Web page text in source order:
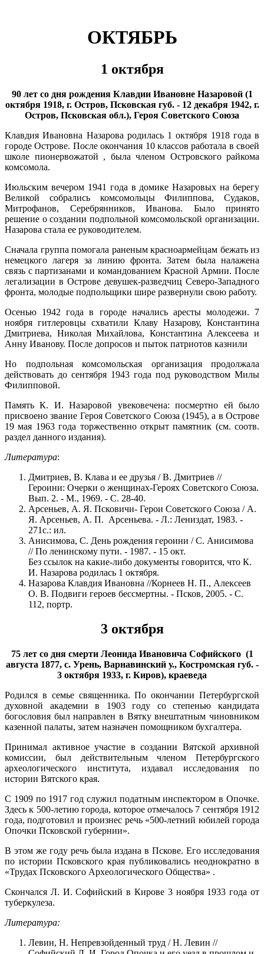
ОКТЯБРЬ
1 октября
90 лет со дня рождения Клавдии Ивановне Назаровой (1
октября 1918, г. Остров, Псковская губ. - 12 декабря 1942, г.
Остров, Псковская обл.), Героя Советского Союза
Клавдия Ивановна Назарова родилась 1 октября 1918 года в
городе Острове. После окончания 10 классов работала в своей
школе пионервожатой , была членом Островского райкома
комсомола.
Июльским вечером 1941 года в домике Назаровых на берегу
Великой собрались комсомольцы Филиппова, Судаков,
Митрофанов, Серебрянников, Иванова. Было принято
решение о создании подпольной комсомольской организации.
Назарова стала ее руководителем.
Сначала группа помогала раненым красноармейцам бежать из
немецкого лагеря за линию фронта. Затем была налажена
связь с партизанами и командованием Красной Армии. После
легализации в Острове девушек-разведчиц Северо-Западного
фронта, молодые подпольщики шире развернули свою работу.
Осенью 1942 года в городе начались аресты молодежи. 7
ноября гитлеровцы схватили Клаву Назарову, Константина
Дмитриева, Николая Михайлова, Константина Алексеева и
Анну Иванову. После допросов и пыток патриотов казнили
Но подпольная комсомольская организация продолжала
действовать до сентября 1943 года под руководством Милы
Филипповой.
Память К. И. Назаровой увековечена: посмертно ей было
присвоено звание Героя Советского Союза (1945), а в Острове
19 мая 1963 года торжественно открыт памятник (см. соотв.
раздел данного издания).
Литература:
Дмитриев, В. Клава и ее друзья / В. Дмитриев //
Героини: Очерки о женщинах-Героях Советского Союза.
Вып. 2. - М., 1969. - С. 28-40.
Арсеньев, А. Я. Псковичи- Герои Советского Союза / А.
Я. Арсеньев, А. П. Арсеньева. - Л.: Лениздат, 1983. -
271с.: ил.
Анисимова, С. День рождения героини / С. Анисимова
// По ленинскому пути. - 1987. - 15 окт.
Без ссылок на какие-либо документы говорится, что К.
И. Назарова родилась 1 октября.
Назарова Клавдия Ивановна //Корнеев Н. П., Алексеев
О. В. Подвиги героев бессмертны. - Псков, 2005. - С.
112, портр.
3 октября
75 лет со дня смерти Леонида Ивановича Софийского (1
августа 1877, с. Урень, Варнавинский у., Костромская губ. -
3 октября 1933, г. Киров), краеведа
Родился в семье священника. По окончании Петер­бургской
духовной академии в 1903 году со степенью кан­дидата
богословия был направлен в Вятку внештатным чиновником
казенной палаты, затем назначен помощни­ком бухгалтера.
Принимал активное участие в создании Вятской ар­хивной
комиссии, был действительным членом Петербур­гского
археологического института, издавал исследования по
истории Вятского края.
С 1909 по 1917 год служил податным инспектором в Опочке.
Здесь к 500-летию города, которое отмечалось 7 сен­тября 1912
года, подготовил и произнес речь «500-летний юбилей города
Опочки Псковской губернии».
В этом же году речь была издана в Пскове. Его ис­следования
по истории Псковского края публиковались неоднократно в
«Трудах Псковского Археологического Об­щества» .
Скончался Л. И. Софийский в Кирове 3 ноября 1933 года от
туберкулеза.
Литература:
Левин, Н. Непревзойденный труд / Н. Левин //